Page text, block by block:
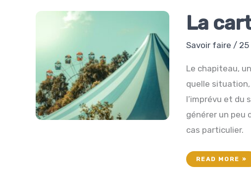
La
Savoir faire /
Le chapiteau,
quelle situation,
l’imprévu et du
générer un peu
cas particulier.
LA
READ MORE »